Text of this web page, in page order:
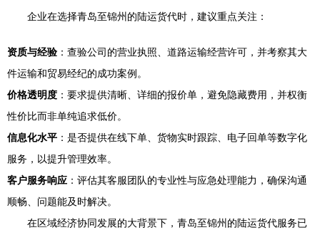
企业在选择青岛至锦州的陆运货代时，建议重点关注：
资质与经验 ：查验公司的营业执照、道路运输经营许可，并考察其大
件运输和贸易经纪的成功案例。
价格透明度 ：要求提供清晰、详细的报价单，避免隐藏费用，并权衡
性价比而非单纯追求低价。
信息化水平 ：是否提供在线下单、货物实时跟踪、电子回单等数字化
服务，以提升管理效率。
客户服务响应 ：评估其客服团队的专业性与应急处理能力，确保沟通
顺畅、问题能及时解决。
在区域经济协同发展的大背景下，青岛至锦州的陆运货代服务已